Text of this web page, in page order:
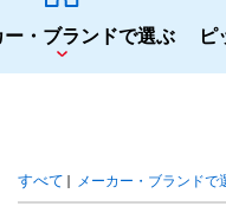
ップ スタンダードシロップ
グ
ー・ブランドで選ぶ ピ
すべて | メーカー・ブランドで